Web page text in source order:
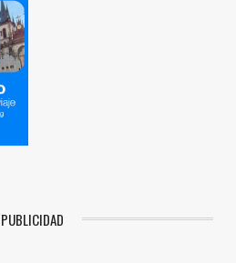
PUBLICIDAD